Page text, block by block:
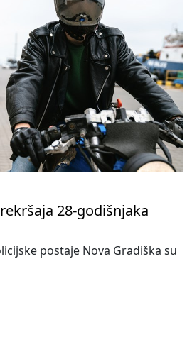
28-godišnjaka
postaje Nova Gradiška su